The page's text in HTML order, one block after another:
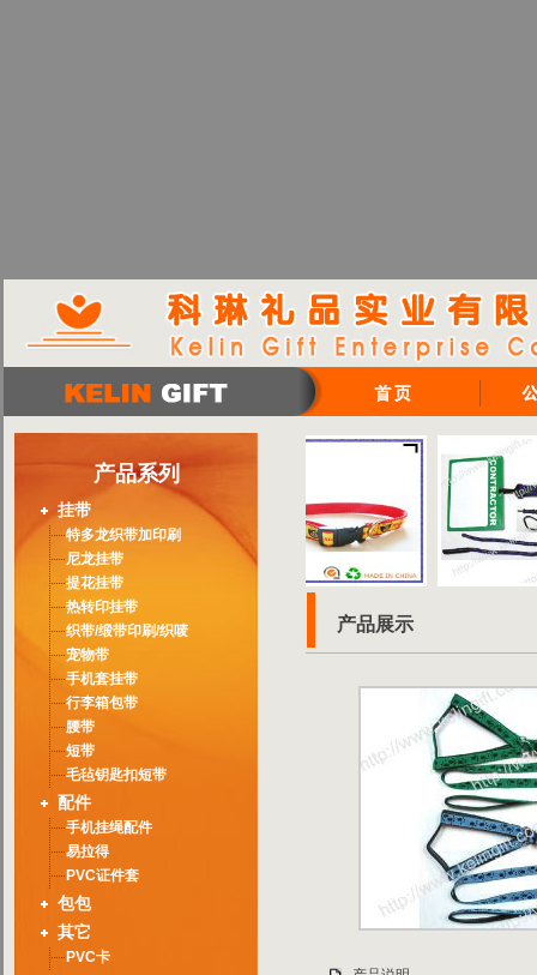
产品系列
挂带
特多龙织带加印刷
尼龙挂带
提花挂带
热转印挂带
织带/缎带印刷/织唛
宠物带
手机套挂带
行李箱包带
腰带
短带
毛毡钥匙扣短带
配件
手机挂绳配件
易拉得
PVC证件套
包包
其它
PVC卡
产品展示